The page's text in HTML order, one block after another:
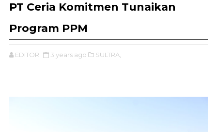
PT Ceria Komitmen Tunaikan
Program PPM
EDITOR 3 years ago SULTRA,